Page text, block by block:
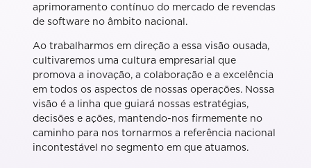
aprimoramento contínuo do mercado de revendas
de software no âmbito nacional.
Ao trabalharmos em direção a essa visão ousada,
cultivaremos uma cultura empresarial que
promova a inovação, a colaboração e a excelência
em todos os aspectos de nossas operações. Nossa
visão é a linha que guiará nossas estratégias,
decisões e ações, mantendo-nos firmemente no
caminho para nos tornarmos a referência nacional
incontestável no segmento em que atuamos.